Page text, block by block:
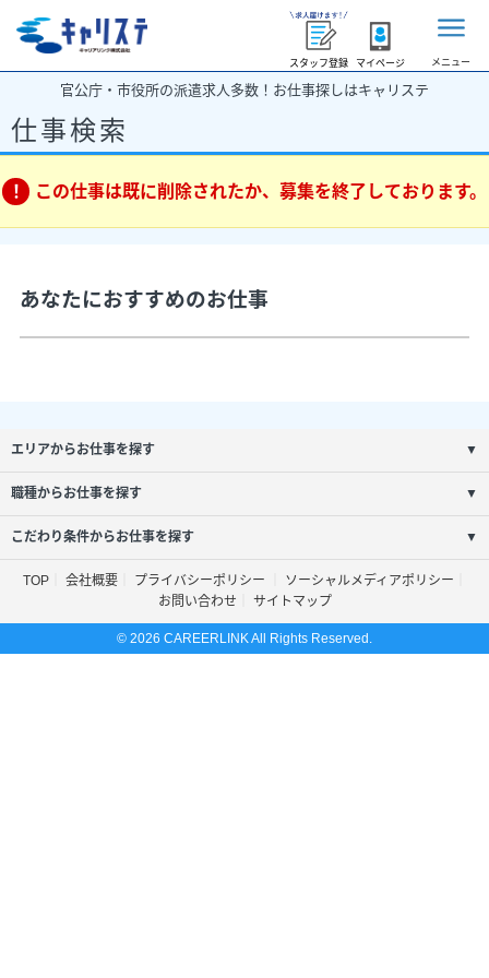
スタッフ登録 マイページ メニュー
官公庁・市役所の派遣求人多数！お仕事探しはキャリステ
仕事検索
この仕事は既に削除されたか、募集を終了しております。
あなたにおすすめのお仕事
エリアからお仕事を探す ▼
職種からお仕事を探す ▼
こだわり条件からお仕事を探す ▼
TOP 会社概要 プライバシーポリシー
ソーシャルメディアポリシー
お問い合わせ
サイトマップ
© 2026 CAREERLINK All Rights Reserved.